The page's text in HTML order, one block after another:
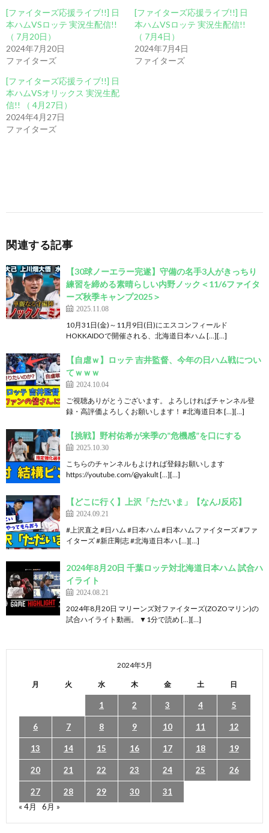
[ファイターズ応援ライブ!!] 日
本ハムVSロッテ 実況生配信!!
（ 7月20日）
2024年7月20日
ファイターズ
[ファイターズ応援ライブ!!] 日
本ハムVSロッテ 実況生配信!!
（ 7月4日）
2024年7月4日
ファイターズ
[ファイターズ応援ライブ!!] 日
本ハムVSオリックス 実況生配
信!! （ 4月27日）
2024年4月27日
ファイターズ
関連する記事
【30球ノーエラー完遂】守備の名手3人がきっちり
練習を締める素晴らしい内野ノック＜11/6ファイタ
ーズ秋季キャンプ2025＞
2025.11.08
10月31日(金)～11月9日(日)にエスコンフィールド
HOKKAIDOで開催される、北海道日本ハム […][…]
【自虐ｗ】ロッテ 吉井監督、今年の日ハム戦につい
てｗｗｗ
2024.10.04
ご視聴ありがとうございます。 よろしければチャンネル登
録・高評価よろしくお願いします！ #北海道日本 […][…]
【挑戦】野村佑希が来季の”危機感”を口にする
2025.10.30
こちらのチャンネルもよければ登録お願いします
https://youtube.com/@yakult […][…]
【どこに行く】上沢「ただいま」【なんJ反応】
2024.09.21
#上沢直之 #日ハム #日本ハム #日本ハムファイターズ #ファ
イターズ #新庄剛志 #北海道日本ハ […][…]
2024年8月20日 千葉ロッテ対北海道日本ハム 試合ハ
イライト
2024.08.21
2024年8月20日 マリーンズ対ファイターズ(ZOZOマリン)の
試合ハイライト動画。 ▼1分で読め […][…]
2024年5月
月 火 水 木 金 土 日
1 2 3 4 5
6 7 8 9 10 11 12
13 14 15 16 17 18 19
20 21 22 23 24 25 26
27 28 29 30
31
« 4月
6月 »